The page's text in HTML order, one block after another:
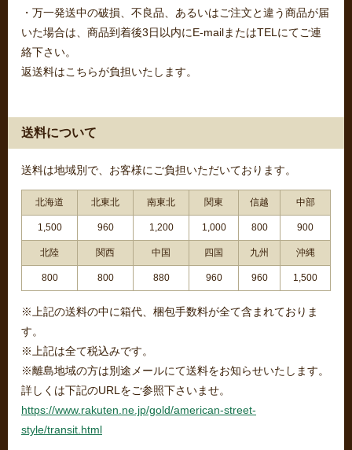
・万一発送中の破損、不良品、あるいはご注文と違う商品が届
いた場合は、商品到着後3日以内にE-mailまたはTELにてご連
絡下さい。
返送料はこちらが負担いたします。
送料について
送料は地域別で、お客様にご負担いただいております。
北海道 北東北 南東北 関東 信越 中部
1,500 960 1,200 1,000 800 900
北陸 関西 中国 四国 九州 沖縄
800 800 880 960 960 1,500
※上記の送料の中に箱代、梱包手数料が全て含まれておりま
す。
※上記は全て税込みです。
※離島地域の方は別途メールにて送料をお知らせいたします。
詳しくは下記のURLをご参照下さいませ。
https://www.rakuten.ne.jp/gold/american-street-
style/transit.html